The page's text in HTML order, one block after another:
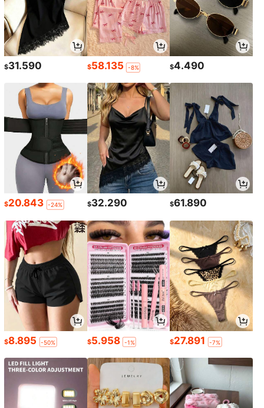
$31.590 $58.135 -8% $4.490
$20.843 -24% $32.290 $61.890
$8.895 -50% $5.958 -1% $27.891 -7%